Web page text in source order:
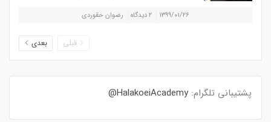
۱۳۹۹/۰۱/۲۶ ۲ دیدگاه رضوان حقوردی
قبلی بعدی
پشتیبانی تلگرام: HalakoeiAcademy@